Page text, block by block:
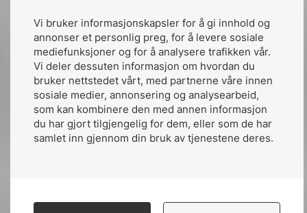
Vi bruker informasjonskapsler for å gi innhold og
annonser et personlig preg, for å levere sosiale
mediefunksjoner og for å analysere trafikken vår.
Vi deler dessuten informasjon om hvordan du
bruker nettstedet vårt, med partnerne våre innen
sosiale medier, annonsering og analysearbeid,
som kan kombinere den med annen informasjon
du har gjort tilgjengelig for dem, eller som de har
samlet inn gjennom din bruk av tjenestene deres.
Grunnen til dette erNEKs
Samferdselskonferanse som vil bli arrangert
på Oslo Plaza 13 og 14 mars 2024.
– Under samferdselskonferansen vil det bli
presentert elementer fraden nye NEK 600
Dette vilgi deltagerne litt ekstra tid til å bidra
inn i høringen, forteller Gunnar Gjesdal, som
De som ønsker å gi innspill til den reviderte